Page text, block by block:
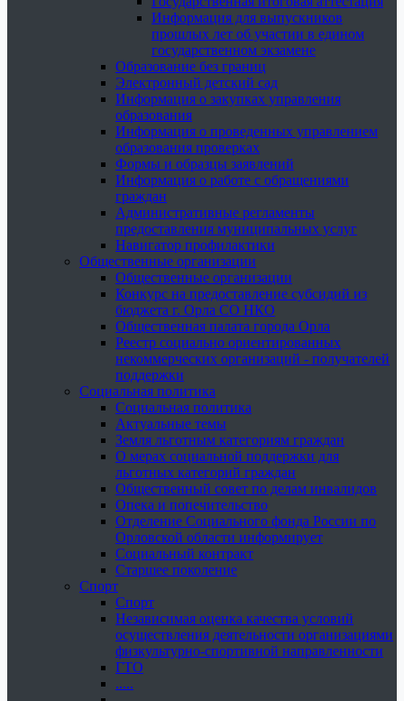
Информация для выпускников
прошлых лет об участии в едином
государственном экзамене
Образование без границ
Электронный детский сад
Информация о закупках управления
образования
Информация о проведенных управлением
образования проверках
Формы и образцы заявлений
Информация о работе с обращениями
граждан
Административные регламенты
предоставления муниципальных услуг
Навигатор профилактики
Общественные организации
Общественные организации
Конкурс на предоставление субсидий из
бюджета г. Орла СО НКО
Общественная палата города Орла
Реестр социально ориентированных
некоммерческих организаций - получателей
поддержки
Социальная политика
Социальная политика
Актуальные темы
Земля льготным категориям граждан
О мерах социальной поддержки для
льготных категорий граждан
Общественный совет по делам инвалидов
Опека и попечительство
Отделение Социального фонда России по
Орловской области информирует
Социальный контракт
Старшее поколение
Спорт
Спорт
Независимая оценка качества условий
осуществления деятельности организациями
физкультурно-спортивной направленности
ГТО
.....